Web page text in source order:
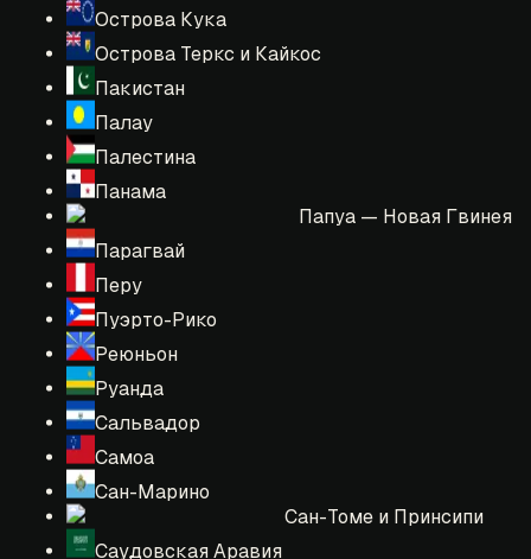
Острова Кука
Острова Теркс и Кайкос
Пакистан
Палау
Палестина
Панама
Папуа — Новая Гвинея
Парагвай
Перу
Пуэрто-Рико
Реюньон
Руанда
Сальвадор
Самоа
Сан-Марино
Сан-Томе и Принсипи
Саудовская Аравия